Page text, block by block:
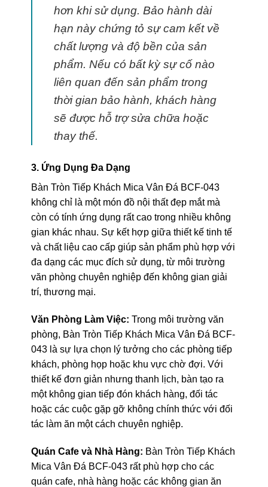
hơn khi sử dụng. Bảo hành dài
hạn này chứng tỏ sự cam kết về
chất lượng và độ bền của sản
phẩm. Nếu có bất kỳ sự cố nào
liên quan đến sản phẩm trong
thời gian bảo hành, khách hàng
sẽ được hỗ trợ sửa chữa hoặc
thay thế.
3. Ứng Dụng Đa Dạng
Bàn Tròn Tiếp Khách Mica Vân Đá BCF-043
không chỉ là một món đồ nội thất đẹp mắt mà
còn có tính ứng dụng rất cao trong nhiều không
gian khác nhau. Sự kết hợp giữa thiết kế tinh tế
và chất liệu cao cấp giúp sản phẩm phù hợp với
đa dạng các mục đích sử dụng, từ môi trường
văn phòng chuyên nghiệp đến không gian giải
trí, thương mại.
Văn Phòng Làm Việc: Trong môi trường văn
phòng, Bàn Tròn Tiếp Khách Mica Vân Đá BCF-
043 là sự lựa chọn lý tưởng cho các phòng tiếp
khách, phòng họp hoặc khu vực chờ đợi. Với
thiết kế đơn giản nhưng thanh lịch, bàn tạo ra
một không gian tiếp đón khách hàng, đối tác
hoặc các cuộc gặp gỡ không chính thức với đối
tác làm ăn một cách chuyên nghiệp.
Quán Cafe và Nhà Hàng: Bàn Tròn Tiếp Khách
Mica Vân Đá BCF-043 rất phù hợp cho các
quán cafe, nhà hàng hoặc các không gian ăn